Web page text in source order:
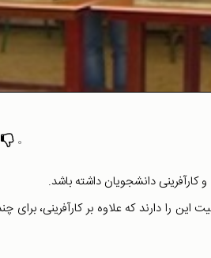
0
دانشجویان داشته باشد.
را دارند که علاوه بر کارآفرینی، برای